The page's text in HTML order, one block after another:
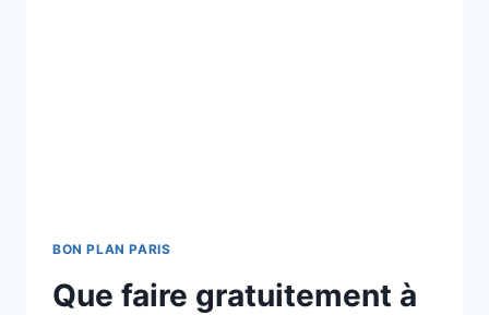
BON PLAN PARIS
Que faire gratuitement à